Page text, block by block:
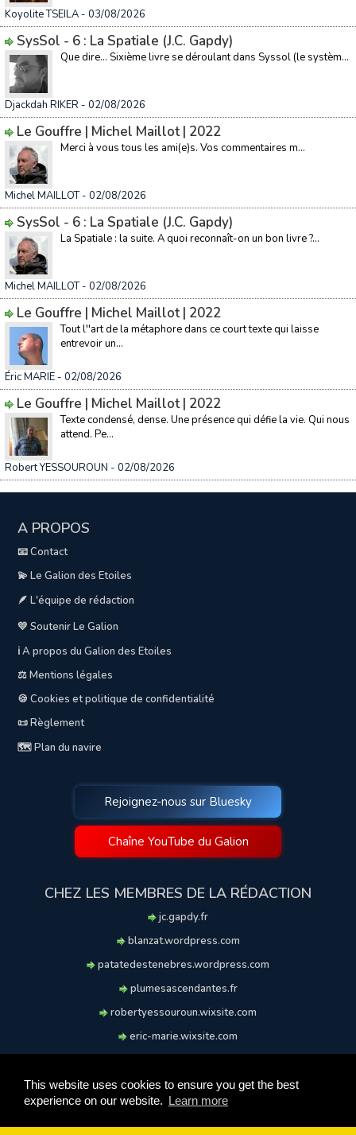
This website uses cookies to ensure you get the best
experience on our website. Learn more
Koyolite TSEILA - 03/08/2026
SysSol - 6 : La Spatiale (J.C. Gapdy)
Que dire… Sixième livre se déroulant dans Syssol (le systèm...
Djackdah RIKER - 02/08/2026
Le Gouffre | Michel Maillot | 2022
Merci à vous tous les ami(e)s. Vos commentaires m...
Michel MAILLOT- 02/08/2026
SysSol - 6 : La Spatiale (J.C. Gapdy)
La Spatiale : la suite. A quoi reconnaît-on un bon livre ?...
Michel MAILLOT- 02/08/2026
Le Gouffre | Michel Maillot | 2022
Tout l''art de la métaphore dans ce court texte qui laisse
entrevoir un...
Éric MARIE - 02/08/2026
Le Gouffre | Michel Maillot | 2022
Texte condensé, dense. Une présence qui défie la vie. Qui nous
attend. Pe...
Robert YESSOUROUN - 02/08/2026
A PROPOS
📧 Contact
💫 Le Galion des Etoiles
🪶 L'équipe de rédaction
💛 Soutenir Le Galion
ℹ️ A propos du Galion des Etoiles
⚖️ Mentions légales
🍪 Cookies et politique de confidentialité
📜 Règlement
🗺️ Plan du navire
Rejoignez-nous sur Bluesky
Chaîne YouTube du Galion
CHEZ LES MEMBRES DE LA RÉDACTION
jc.gapdy.fr
blanzat.wordpress.com
patatedestenebres.wordpress.com
plumesascendantes.fr
robertyessouroun.wixsite.com
eric-marie.wixsite.com
soufflereve.blogspot.com
Ce site est réalisé et maintenu avec coeur et passion.